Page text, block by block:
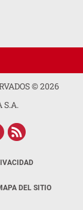
©2026
S.A.
DEL SITIO